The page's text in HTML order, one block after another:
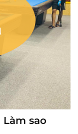
sao